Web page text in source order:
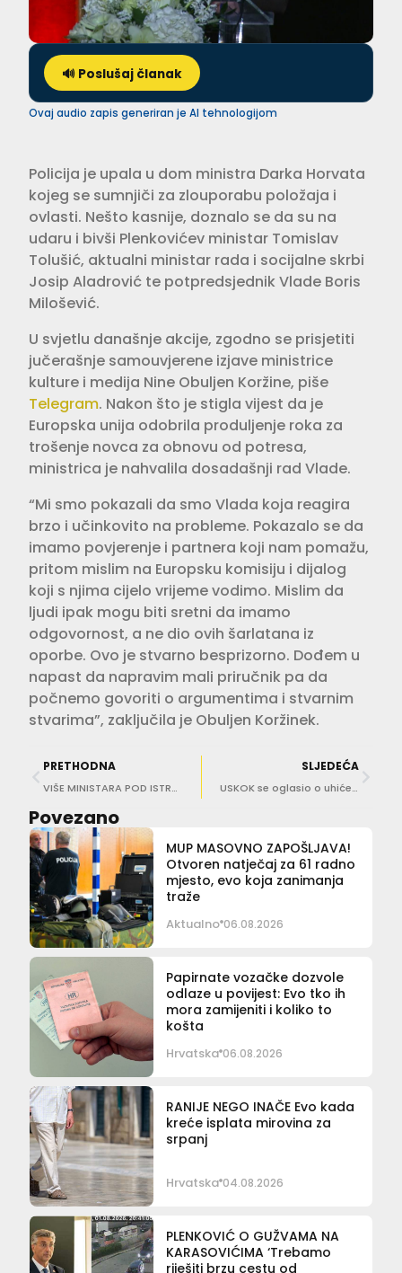
🔊 Poslušaj članak
Ovaj audio zapis generiran je AI tehnologijom
Policija je upala u dom ministra Darka Horvata
kojeg se sumnjiči za zlouporabu položaja i
ovlasti. Nešto kasnije, doznalo se da su na
udaru i bivši Plenkovićev ministar Tomislav
Tolušić, aktualni ministar rada i socijalne skrbi
Josip Aladrović te potpredsjednik Vlade Boris
Milošević.
U svjetlu današnje akcije, zgodno se prisjetiti
jučerašnje samouvjerene izjave ministrice
kulture i medija Nine Obuljen Koržine, piše
Telegram. Nakon što je stigla vijest da je
Europska unija odobrila produljenje roka za
trošenje novca za obnovu od potresa,
ministrica je nahvalila dosadašnji rad Vlade.
“Mi smo pokazali da smo Vlada koja reagira
brzo i učinkovito na probleme. Pokazalo se da
imamo povjerenje i partnera koji nam pomažu,
pritom mislim na Europsku komisiju i dijalog
koji s njima cijelo vrijeme vodimo. Mislim da
ljudi ipak mogu biti sretni da imamo
odgovornost, a ne dio ovih šarlatana iz
oporbe. Ovo je stvarno besprizorno. Dođem u
napast da napravim mali priručnik pa da
počnemo govoriti o argumentima i stvarnim
stvarima”, zaključila je Obuljen Koržinek.
PRETHODNA
VIŠE MINISTARA POD ISTRAGOM Macan: Plenković nije njihov ‘babysitter’, ali njegova je politička odgovornost
SLJEDEĆA
USKOK se oglasio o uhićenju ministra Horvata
Povezano
MUP MASOVNO ZAPOŠLJAVA!
Otvoren natječaj za 61 radno
mjesto, evo koja zanimanja
traže
Aktualno 06.08.2026
Papirnate vozačke dozvole
odlaze u povijest: Evo tko ih
mora zamijeniti i koliko to
košta
Hrvatska 06.08.2026
RANIJE NEGO INAČE Evo kada
kreće isplata mirovina za
srpanj
Hrvatska 04.08.2026
PLENKOVIĆ O GUŽVAMA NA
KARASOVIĆIMA ‘Trebamo
riješiti brzu cestu od